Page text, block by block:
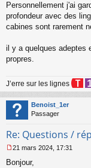
Personnellement j'ai
profondeur avec des
cabines sont rarement
il y a quelques adeptes
propres.
J’erre sur les lignes
Benoist_1er
Passager
Re: Questions /
e
21 mars 2024, 17:31
Bonjour,